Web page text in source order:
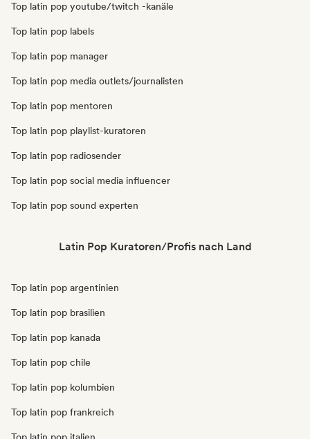
Top latin pop youtube/twitch -kanäle
Top latin pop labels
Top latin pop manager
Top latin pop media outlets/journalisten
Top latin pop mentoren
Top latin pop playlist-kuratoren
Top latin pop radiosender
Top latin pop social media influencer
Top latin pop sound experten
Latin Pop Kuratoren/Profis nach Land
Top latin pop argentinien
Top latin pop brasilien
Top latin pop kanada
Top latin pop chile
Top latin pop kolumbien
Top latin pop frankreich